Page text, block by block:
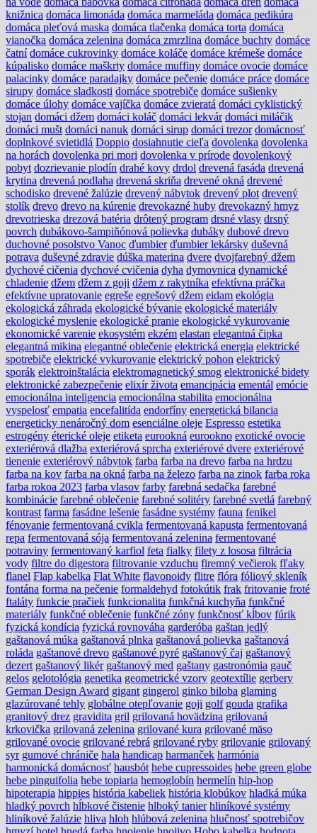
knižnica domáca limonáda domáca marmeláda domáca pedikúra
domáca pleťová maska domáca tlačenka domáca torta domáca
vianočka domáca zelenina domáca zmrzlina domáce buchty domáce
čatní domáce cukrovinky domáce koláče domáce krémeše domáce
kúpalisko domáce maškrty domáce muffiny domáce ovocie domáce
palacinky domáce paradajky domáce pečenie domáce práce domáce
sirupy domáce sladkosti domáce spotrebiče domáce sušienky
domáce úlohy domáce vajíčka domáce zvieratá domáci cyklistický
stojan domáci džem domáci koláč domáci lekvár domáci miláčik
domáci mušt domáci nanuk domáci sirup domáci trezor domácnosť
doplnkové svietidlá Doppio dosiahnutie cieľa dovolenka dovolenka
na horách dovolenka pri mori dovolenka v prírode dovolenkový
pobyt dozrievanie plodín drahé kovy drdol drevená fasáda drevená
krytina drevená podlaha drevená skriňa drevené okná drevené
schodisko drevené žalúzie drevený nábytok drevený plot drevený
stolík drevo drevo na kúrenie drevokazné huby drevokazný hmyz
drevotrieska drezová batéria drôtený program drsné vlasy drsný
povrch dubákovo-šampiňónová polievka dubáky dubové drevo
duchovné posolstvo Vanoc ďumbier ďumbier lekársky duševná
potrava duševné zdravie dúška materina dvere dvojfarebný džem
dychové cičenia dychové cvičenia dyha dymovnica dynamické
chladenie džem džem z goji džem z rakytníka efektívna práčka
efektívne upratovanie egreše egrešový džem eidam ekológia
ekologická záhrada ekologické bývanie ekologické materiály
ekologické myslenie ekologické pranie ekologické vykurovanie
ekonomické varenie ekosystém ekzém elastan elegantná čipka
elegantná mikina elegantné oblečenie elektrická energia elektrické
spotrebiče elektrické vykurovanie elektrický pohon elektrický
sporák elektroinštalácia elektromagnetický smog elektronické bidety
elektronické zabezpečenie elixír života emancipácia ementál emócie
emocionálna inteligencia emocionálna stabilita emocionálna
vyspelosť empatia encefalitída endorfíny energetická bilancia
energeticky nenáročný dom esenciálne oleje Espresso estetika
estrogény éterické oleje etiketa eurookná eurookno exotické ovocie
exteriérová dlažba exteriérová sprcha exteriérové dvere exteriérové
tienenie exteriérový nábytok farba farba na drevo farba na hrdzu
farba na kov farba na okná farba na železo farba na zinok farba roka
farba rokoa 2023 farba vlasov farby farebná sedačka farebné
kombinácie farebné oblečenie farebné solitéry farebné svetlá farebný
kontrast farma fasádne lešenie fasádne systémy fauna fenikel
fénovanie fermentovaná cvikla fermentovaná kapusta fermentovaná
repa fermentovaná sója fermentovaná zelenina fermentované
potraviny fermentovaný karfiol feta fialky filety z lososa filtrácia
vody filtre do digestora filtrovanie vzduchu firemný večierok fľaky
flanel Flap kabelka Flat White flavonoidy flitre flóra fóliový skleník
fontána forma na pečenie formaldehyd fotokútik frak fritovanie froté
ftaláty funkcie pračiek funkcionalita funkčná kuchyňa funkčné
materiály funkčné oblečenie funkčné zóny funkčnosť kĺbov fúrik
fyzická kondícia fyzická rovnováha garderóba gaštan jedlý
gaštanová múka gaštanová plnka gaštanová polievka gaštanová
roláda gaštanové drevo gaštanové pyré gaštanový čaj gaštanový
dezert gaštanový likér gaštanový med gaštany gastronómia gauč
gelos gelotológia genetika geometrické vzory geotextílie gerbery
German Design Award gigant gingerol ginko biloba glaming
glazúrované tehly globálne otepľovanie goji golf gouda grafika
granitový drez gravidita gril grilovaná hovädzina grilovaná
krkovička grilovaná zelenina grilované kura grilované mäso
grilované ovocie grilované rebrá grilované ryby grilovanie grilovaný
syr gumové chrániče hala handicap harmanček harmónia
harmonická domácnosť hausbót hebe cupressoides hebe green globe
hebe pinguifolia hebe topiaria hemoglobín hermelín hip-hop
hipoterapia hippies história kabeliek história klobúkov hladká múka
hladký povrch hĺbkové čistenie hlboký tanier hliníkové systémy
hliníkové žalúzie hliva hloh hlúbová zelenina hlučnosť spotrebičov